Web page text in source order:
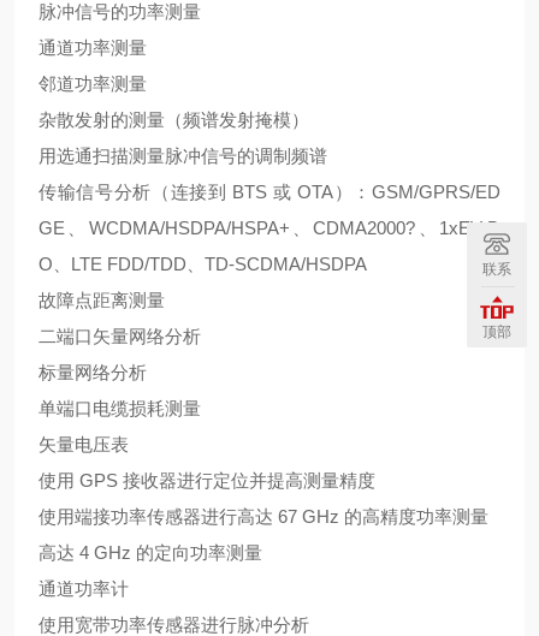
脉冲信号的功率测量
通道功率测量
邻道功率测量
杂散发射的测量（频谱发射掩模）
用选通扫描测量脉冲信号的调制频谱
传输信号分析（连接到 BTS 或 OTA）：GSM/GPRS/ED
GE、WCDMA/HSDPA/HSPA+、CDMA2000?、1xEV-D
O、LTE FDD/TDD、TD-SCDMA/HSDPA
故障点距离测量
二端口矢量网络分析
标量网络分析
单端口电缆损耗测量
矢量电压表
使用 GPS 接收器进行定位并提高测量精度
使用端接功率传感器进行高达 67 GHz 的高精度功率测量
高达 4 GHz 的定向功率测量
通道功率计
使用宽带功率传感器进行脉冲分析
联系
顶部